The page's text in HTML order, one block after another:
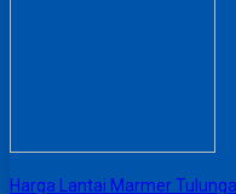
Harga Lantai Marmer